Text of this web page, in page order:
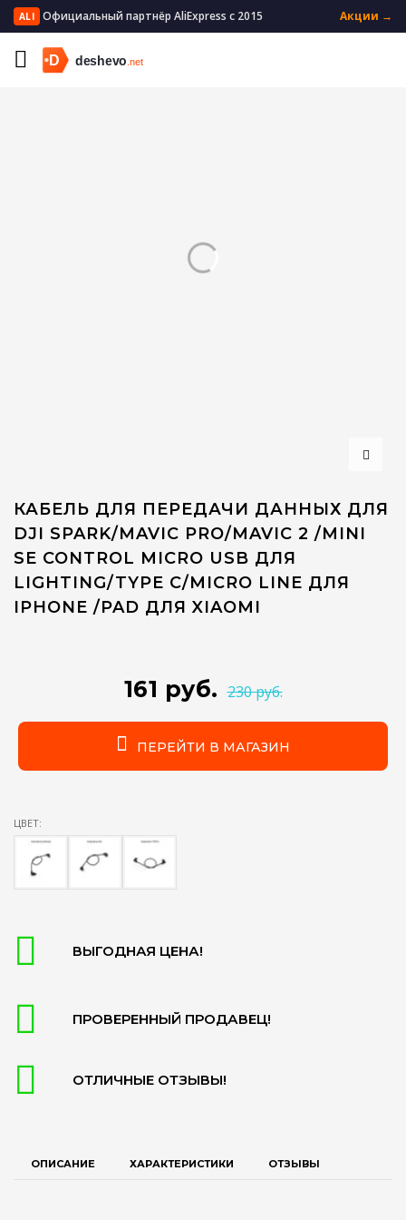
ALI Официальный партнёр AliExpress с 2015 Акции →
КАБЕЛЬ ДЛЯ ПЕРЕДАЧИ ДАННЫХ ДЛЯ
DJI SPARK/MAVIC PRO/MAVIC 2 /MINI
SE CONTROL MICRO USB ДЛЯ
LIGHTING/TYPE C/MICRO LINE ДЛЯ
IPHONE /PAD ДЛЯ XIAOMI
161 руб. 230 руб.
ПЕРЕЙТИ В МАГАЗИН
ЦВЕТ:
ВЫГОДНАЯ ЦЕНА!
ПРОВЕРЕННЫЙ ПРОДАВЕЦ!
ОТЛИЧНЫЕ ОТЗЫВЫ!
ОПИСАНИЕ ХАРАКТЕРИСТИКИ ОТЗЫВЫ